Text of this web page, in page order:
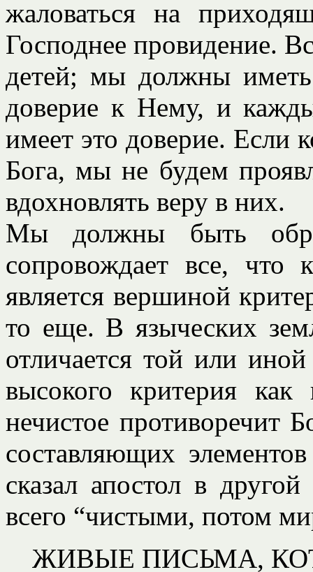
жаловаться на
Господнее провидение.
детей; мы должны иметь
доверие к Нему, и
имеет это доверие. Если
Бога, мы не будем
вдохновлять веру в них.
Мы должны быть
сопровождает все, что
является вершиной
то еще. В языческих
отличается той или
высокого критерия
нечистое противоречит
составляющих
сказал апостол в
всего “чистыми, потом
ЖИВЫЕ ПИСЬМА,